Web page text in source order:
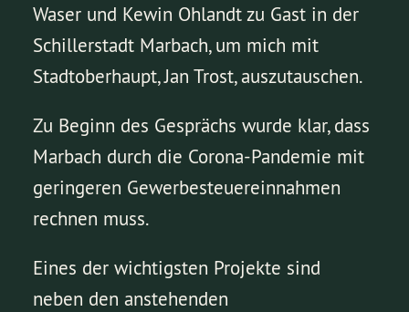
Waser und Kewin Ohlandt zu Gast in der
Schillerstadt Marbach, um mich mit
Stadtoberhaupt, Jan Trost, auszutauschen.
Zu Beginn des Gesprächs wurde klar, dass
Marbach durch die Corona-Pandemie mit
geringeren Gewerbesteuereinnahmen
rechnen muss.
Eines der wichtigsten Projekte sind
neben den anstehenden